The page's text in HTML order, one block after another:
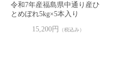
令和7年産福島県中通り産ひ
とめぼれ5kg×5本入り
15,200円
（税込み）